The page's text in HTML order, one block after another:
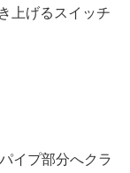
上げるスイッチ
イプ部分へクラ